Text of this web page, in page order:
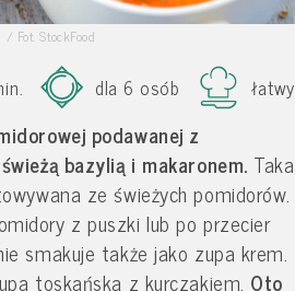
Fot. StockFood
dla 6 osób łatwy
podawanej z
bazylią i makaronem. Taka
ze świeżych pomidorów.
z puszki lub po przecier
smakuje także jako zupa krem.
toskańska z kurczakiem. Oto